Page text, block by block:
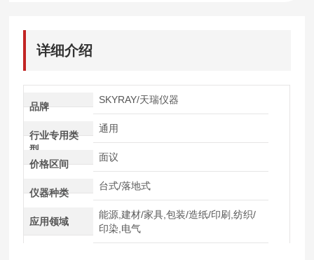
详细介绍
品牌
SKYRAY/天瑞仪器
行业专用类
型
通用
价格区间
面议
仪器种类
台式/落地式
应用领域
能源,建材/家具,包装/造纸/印刷,纺织/
印染,电气